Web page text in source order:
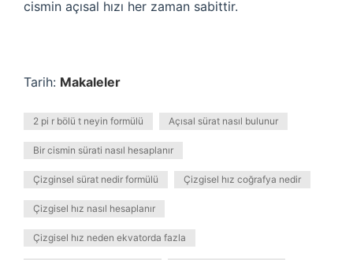
cismin açısal hızı her zaman sabittir.
Tarih: Makaleler
2 pi r bölü t neyin formülü Açısal sürat nasıl bulunur
Bir cismin sürati nasıl hesaplanır
Çizginsel sürat nedir formülü Çizgisel hız coğrafya nedir
Çizgisel hız nasıl hesaplanır
Çizgisel hız neden ekvatorda fazla